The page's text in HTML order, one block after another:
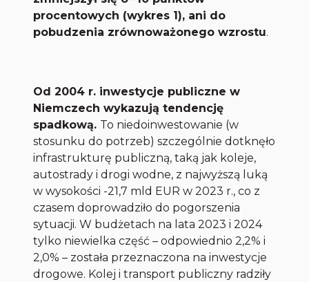
procentowych (wykres 1), ani do
pobudzenia zrównoważonego wzrostu.
Od 2004 r. inwestycje publiczne w
Niemczech wykazują tendencję
spadkową. To niedoinwestowanie (w
stosunku do potrzeb) szczególnie dotknęło
infrastrukturę publiczną, taką jak koleje,
autostrady i drogi wodne, z najwyższą luką
w wysokości -21,7 mld EUR w 2023 r., co z
czasem doprowadziło do pogorszenia
sytuacji. W budżetach na lata 2023 i 2024
tylko niewielka część – odpowiednio 2,2% i
2,0% – została przeznaczona na inwestycje
drogowe. Kolej i transport publiczny radziły